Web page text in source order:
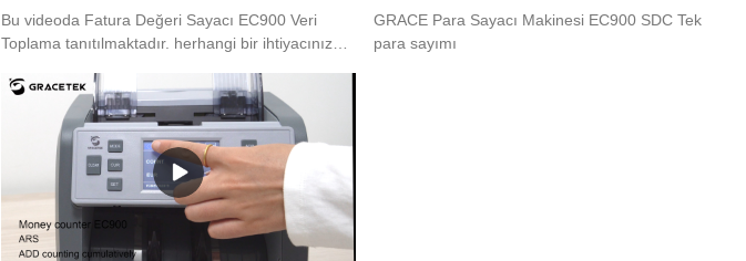
Bu videoda Fatura Değeri Sayacı EC900 Veri
Toplama tanıtılmaktadır. herhangi bir ihtiyacınız
GRACE Para Sayacı Makinesi EC900 SDC Tek
para sayımı